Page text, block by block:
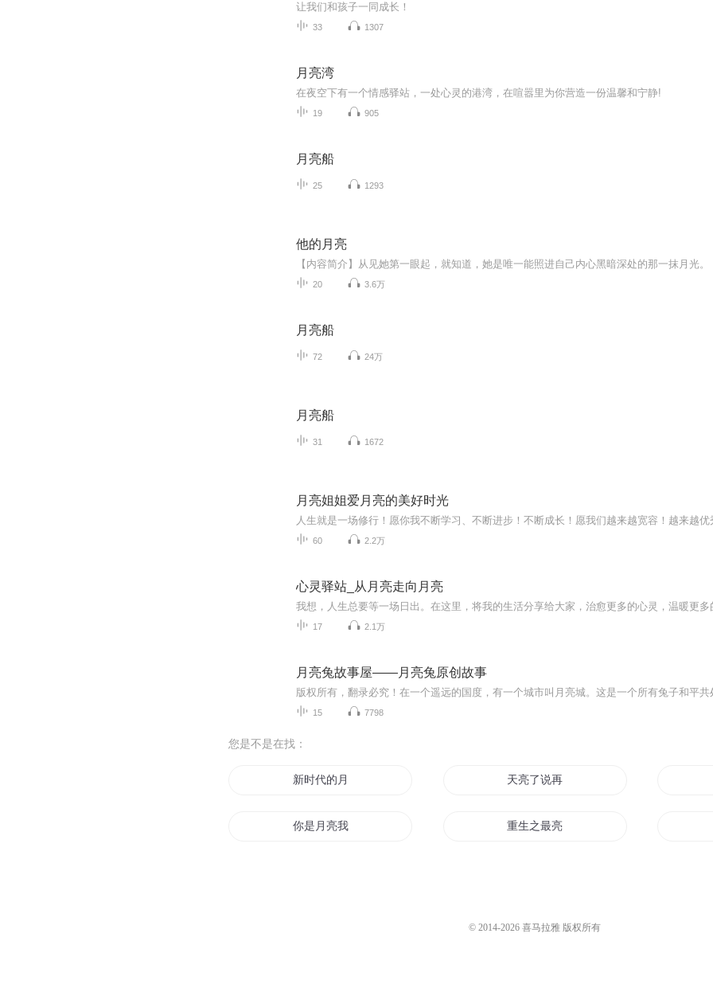
让我们和孩子一同成长！
33 1307
月亮湾
在夜空下有一个情感驿站，一处心灵的港湾，在喧嚣里为你营造一份温馨和宁静!
19 905
月亮船
25 1293
他的月亮
【内容简介】从见她第一眼起，就知道，她是唯一能照进自己内心黑暗深处的那一抹月光
20 3.6万
月亮船
72 24万
月亮船
31 1672
月亮姐姐爱月亮的美好时光
人生就是一场修行！愿你我不断学习、不断进步！不断成长！愿我们越来越宽容！越来越优
60 2.2万
心灵驿站_从月亮走向月亮
17 2.1万
月亮兔故事屋——月亮兔原创故事
15 7798
您是不是在找：
新时代的月亮 天亮了说再见
你是月亮我是太阳 重生之最亮的星
© 2014-2026 喜马拉雅 版权所有